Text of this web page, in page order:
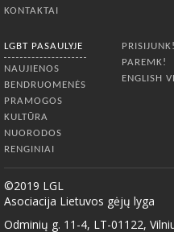
KONTAKTAI
LGBT PASAULYJE
NAUJIENOS
BENDRUOMENĖS
PRAMOGOS
KULTŪRA
NUORODOS
RENGINIAI
PRISIJUNK!
PAREMK!
ENGLISH
©2019 LGL
Asociacija Lietuvos gėjų lyga
Odminių g. 11-4, LT-01122,